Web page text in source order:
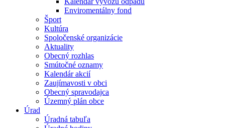
Enviromentálny fond
Šport
Kultúra
Spoločenské organizácie
Aktuality
Obecný rozhlas
Smútočné oznamy
Kalendár akcií
Zaujímavosti v obci
Obecný spravodajca
Územný plán obce
Úrad
Úradná tabuľa